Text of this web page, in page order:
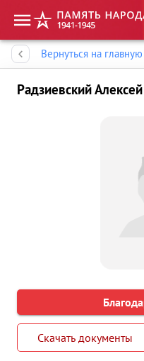
Вернуться на
Радзиевский
Скачать документы
Память народа